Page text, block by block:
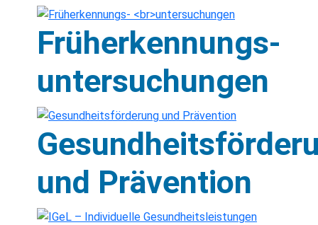
Früherkennungs-
untersuchungen
und Prävention